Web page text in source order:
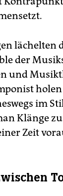
lächelten
der
und
im
Klänge
Zeit